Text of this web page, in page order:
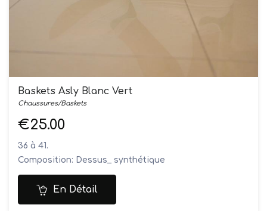
Baskets Asly Blanc Vert
Chaussures/Baskets
€25.00
36 à 41.
Composition: Dessus_ synthétique
Doublure_ synthétique
Semelles_ synthétique
En Détail